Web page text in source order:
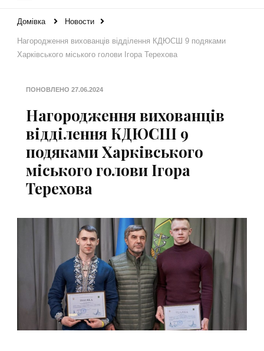
Домівка Новости
Нагородження вихованців відділення КДЮСШ 9 подяками
Харківського міського голови Ігора Терехова
ПОНОВЛЕНО 27.06.2024
Нагородження вихованців
відділення КДЮСШ 9
подяками Харківського
міського голови Ігора
Терехова